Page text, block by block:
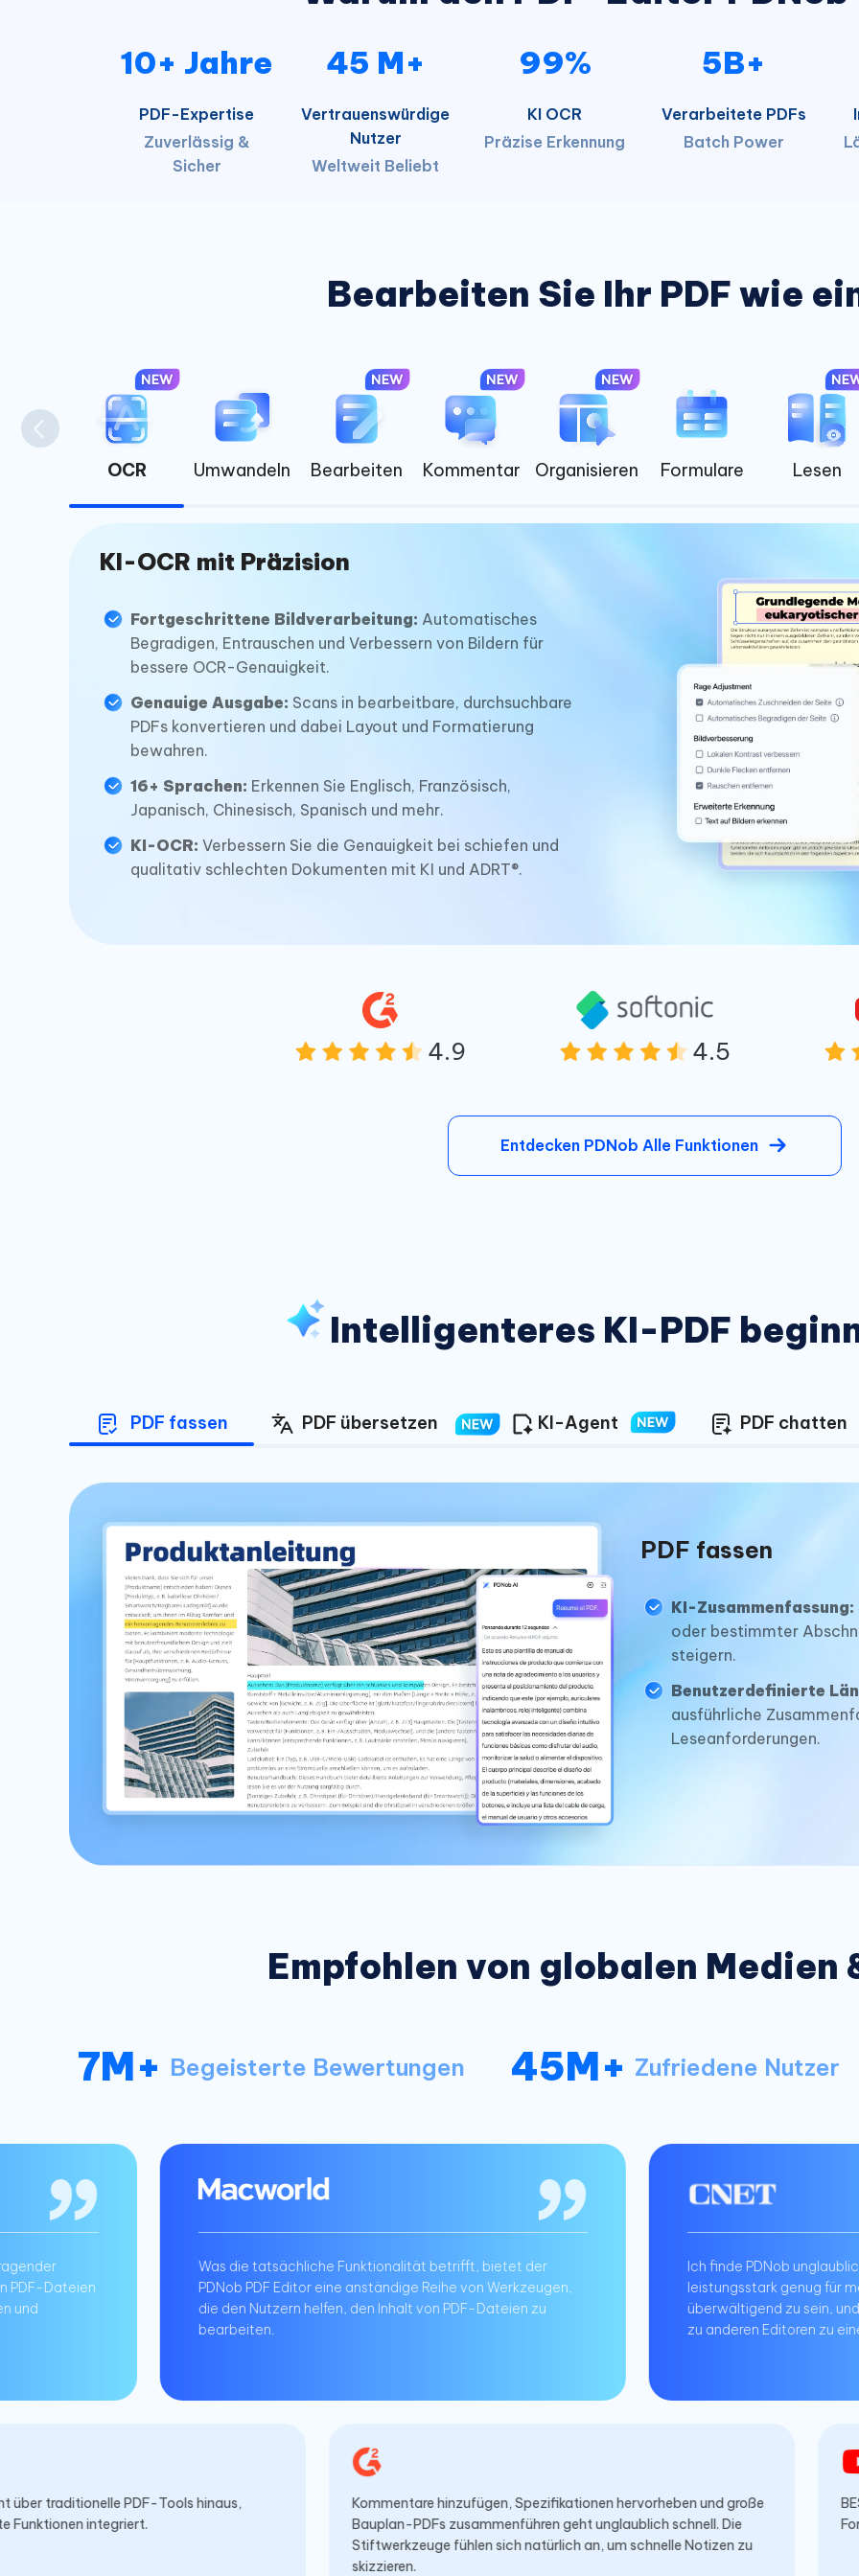
10+ Jahre
PDF-Expertise
Zuverlässig &
Sicher
45 M+
Vertrauenswürdige
Nutzer
Weltweit Beliebt
99%
KI OCR
Präzise Erkennung
5B+
Verarbeitete PDFs
Batch Power
Bearbeiten Sie Ihr PDF wie
OCR Umwandeln Bearbeiten Kommentar Organisieren Formulare Lesen
KI-OCR mit Präzision
Fortgeschrittene Bildverarbeitung: Automatisches
Begradigen, Entrauschen und Verbessern von Bildern für
bessere OCR-Genauigkeit.
Genauige Ausgabe: Scans in bearbeitbare, durchsuchbare
PDFs konvertieren und dabei Layout und Formatierung
bewahren.
16+ Sprachen: Erkennen Sie Englisch, Französisch,
Japanisch, Chinesisch, Spanisch und mehr.
KI-OCR: Verbessern Sie die Genauigkeit bei schiefen und
qualitativ schlechten Dokumenten mit KI und ADRT®.
4.9 4.5
Entdecken PDNob Alle Funktionen
Intelligenteres KI-PDF
PDF fassen PDF übersetzen KI-Agent PDF chatten
PDF fassen
KI-Zusammenfassung:
oder bestimmter
steigern.
Benutzerdefinierte
ausführliche
Leseanforderungen.
Empfohlen von globalen Medien
7M+ Begeisterte Bewertungen 45M+ Zufriedene Nutzer
Was die tatsächliche Funktionalität betrifft, bietet der
PDNob PDF Editor eine anständige Reihe von Werkzeugen,
die den Nutzern helfen, den Inhalt von PDF-Dateien zu
Ich finde PDNob unglaublich einfach zu
leistungsstark genug für meine
überwältigend zu sein, und der Preis
zu anderen Editoren zu einem
PDF Editor geht über traditionelle PDF-Tools hinaus,
er KI-gesteuerte Funktionen integriert.
Kommentare hinzufügen, Spezifikationen hervorheben und
Bauplan-PDFs zusammenführen geht unglaublich schnell. Die
Stiftwerkzeuge fühlen sich natürlich an, um schnelle Notizen zu